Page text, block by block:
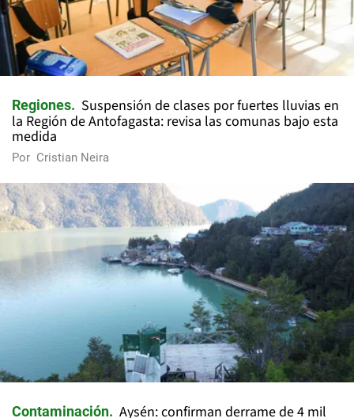
Regiones
Suspensión de clases por fuertes lluvias en
la Región de Antofagasta: revisa las comunas bajo esta
medida
Por Cristian Neira
Contaminación Aysén: confirman derrame de 4 mil